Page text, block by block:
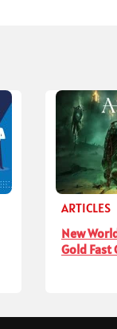
ARTICLES
New
Gold Fast